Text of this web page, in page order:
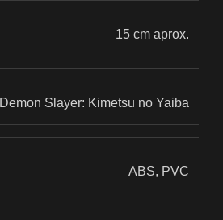
15 cm aprox.
Demon Slayer: Kimetsu no Yaiba
ABS, PVC